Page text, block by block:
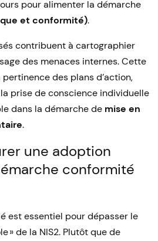
pour alimenter la démarche
et conformité).
contribuent à cartographier
des menaces internes. Cette
des plans d’action,
prise de conscience individuelle
dans la démarche de mise en
.
une adoption
conformité
est essentiel pour dépasser le
» de la NIS2. Plutôt que de